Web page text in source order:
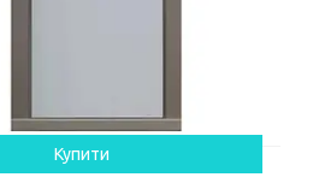
Купити